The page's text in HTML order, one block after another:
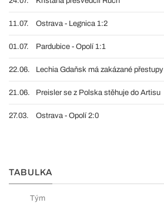
11.07. Ostrava - Legnica 1:2
01.07. Pardubice - Opolí 1:1
22.06. Lechia Gdaňsk má zakázané přestupy
21.06. Preisler se z Polska stěhuje do Artisu
27.03. Ostrava - Opolí 2:0
TABULKA
Tým